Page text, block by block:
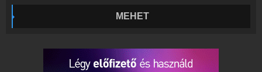
Rádió beágyazás
Ágyazd be weboldaladba MEHET